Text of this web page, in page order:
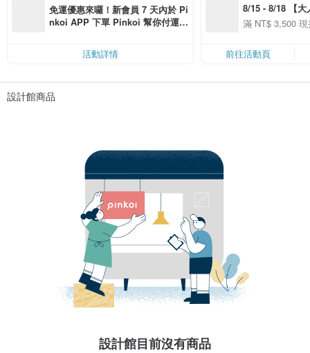
免運優惠來囉！新會員 7 天內於 Pi
nkoi APP 下單 Pinkoi 幫你付運
活動詳情
8/15 - 8/18 【大
季】滿
50
滿 NT$ 3,500
前往活動頁
設計館商品
設計館目前沒有商品